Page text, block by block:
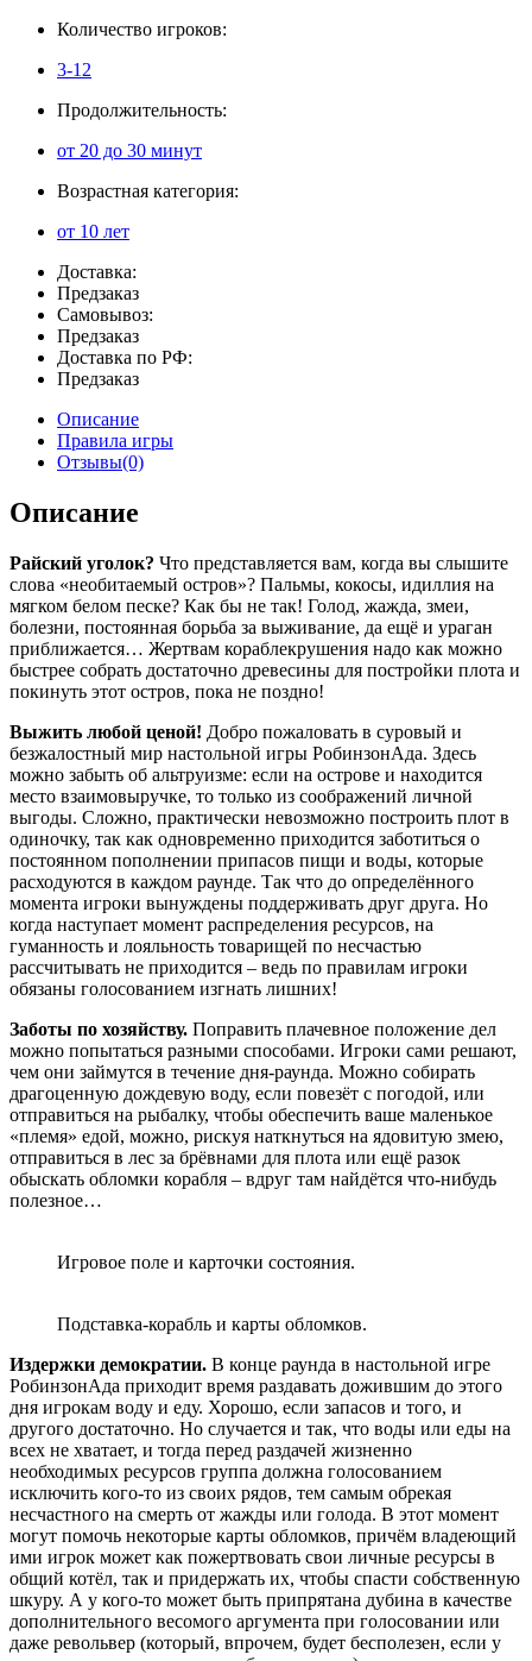
Количество игроков:
3-12
Продолжительность:
от 20 до 30 минут
Возрастная категория:
от 10 лет
Доставка:
Предзаказ
Самовывоз:
Предзаказ
Доставка по РФ:
Предзаказ
Описание
Правила игры
Отзывы(0)
Описание
Райский уголок? Что представляется вам, когда вы слышите
слова «необитаемый остров»? Пальмы, кокосы, идиллия на
мягком белом песке? Как бы не так! Голод, жажда, змеи,
болезни, постоянная борьба за выживание, да ещё и ураган
приближается… Жертвам кораблекрушения надо как можно
быстрее собрать достаточно древесины для постройки плота и
покинуть этот остров, пока не поздно!
Выжить любой ценой! Добро пожаловать в суровый и
безжалостный мир настольной игры РобинзонАда. Здесь
можно забыть об альтруизме: если на острове и находится
место взаимовыручке, то только из соображений личной
выгоды. Сложно, практически невозможно построить плот в
одиночку, так как одновременно приходится заботиться о
постоянном пополнении припасов пищи и воды, которые
расходуются в каждом раунде. Так что до определённого
момента игроки вынуждены поддерживать друг друга. Но
когда наступает момент распределения ресурсов, на
гуманность и лояльность товарищей по несчастью
рассчитывать не приходится – ведь по правилам игроки
обязаны голосованием изгнать лишних!
Заботы по хозяйству. Поправить плачевное положение дел
можно попытаться разными способами. Игроки сами решают,
чем они займутся в течение дня-раунда. Можно собирать
драгоценную дождевую воду, если повезёт с погодой, или
отправиться на рыбалку, чтобы обеспечить ваше маленькое
«племя» едой, можно, рискуя наткнуться на ядовитую змею,
отправиться в лес за брёвнами для плота или ещё разок
обыскать обломки корабля – вдруг там найдётся что-нибудь
полезное…
Игровое поле и карточки состояния.
Подставка-корабль и карты обломков.
Издержки демократии. В конце раунда в настольной игре
РобинзонАда приходит время раздавать дожившим до этого
дня игрокам воду и еду. Хорошо, если запасов и того, и
другого достаточно. Но случается и так, что воды или еды на
всех не хватает, и тогда перед раздачей жизненно
необходимых ресурсов группа должна голосованием
исключить кого-то из своих рядов, тем самым обрекая
несчастного на смерть от жажды или голода. В этот момент
могут помочь некоторые карты обломков, причём владеющий
ими игрок может как пожертвовать свои личные ресурсы в
общий котёл, так и придержать их, чтобы спасти собственную
шкуру. А у кого-то может быть припрятана дубина в качестве
дополнительного весомого аргумента при голосовании или
даже револьвер (который, впрочем, будет бесполезен, если у